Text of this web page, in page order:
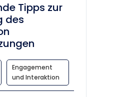
Tipps zur
des
Engagement
und Interaktion